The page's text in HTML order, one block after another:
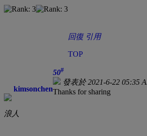
回復 引用
TOP
kimsonchen
浪人
50#
發表於 2021-6-22 05:35
Thanks for sharing